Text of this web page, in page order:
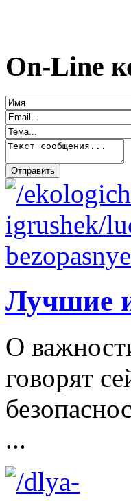
On-Line
Лучшие
О
говорят
...